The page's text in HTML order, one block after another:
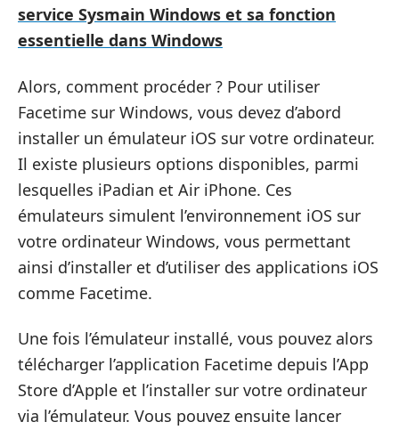
service Sysmain Windows et sa fonction
essentielle dans Windows
Alors, comment procéder ? Pour utiliser
Facetime sur Windows, vous devez d’abord
installer un émulateur iOS sur votre ordinateur.
Il existe plusieurs options disponibles, parmi
lesquelles iPadian et Air iPhone. Ces
émulateurs simulent l’environnement iOS sur
votre ordinateur Windows, vous permettant
ainsi d’installer et d’utiliser des applications iOS
comme Facetime.
Une fois l’émulateur installé, vous pouvez alors
télécharger l’application Facetime depuis l’App
Store d’Apple et l’installer sur votre ordinateur
via l’émulateur. Vous pouvez ensuite lancer